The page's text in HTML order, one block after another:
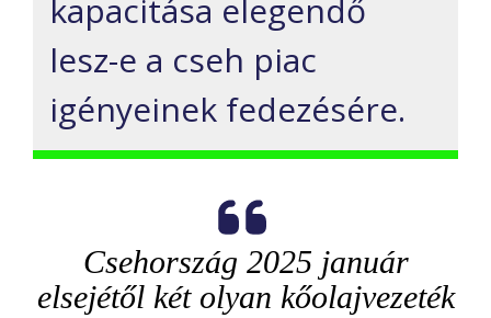
kapacitása elegendő
lesz-e a cseh piac
igényeinek fedezésére.
Csehország 2025 január
elsejétől két olyan kőolajvezeték